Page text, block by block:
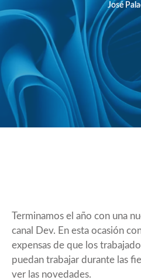
José
Terminamos el año con una
canal Dev. En esta ocasión
expensas de que los
puedan trabajar durante las
ver las novedades.